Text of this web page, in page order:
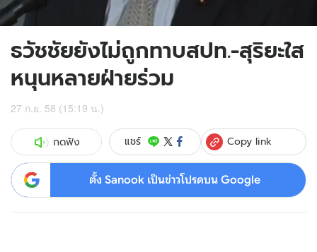
ธวัชชัยยังไม่ถูกทาบสปท.-สุริยะใส
หนุนหลายฝ่ายร่วม
27 ก.ย. 58 (15:19 น.)
กดฟัง แชร์ Copy link
ตั้ง Sanook เป็นข่าวโปรดบน Google